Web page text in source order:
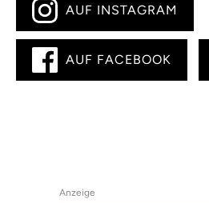
AUF INSTAGRAM
AUF FACEBOOK
Anzeige